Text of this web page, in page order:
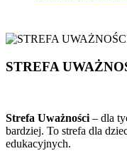
STREFA
Strefa Uważności – dla
bardziej. To strefa dla
edukacyjnych.